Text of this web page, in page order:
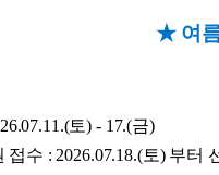
★ 여
토) - 17.(금)
접수 : 2026.07.18.(토) 부터